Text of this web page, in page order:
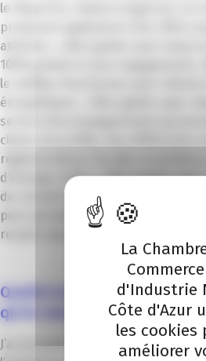
le départ la création d’agences sur
proposons également trois offres
attentes. « Bien guider pour mieux
100% gratuit et sans engagements.
le meilleur fournisseur pour réduire
énergétiques. « Bien guider pour
service d’accompagnement
clients de profiter des différentes
réglementaires, fiscales et
d’énergie. Enfin, « Bien guider
de conseil et d’accompagnement
pour permettre à nos clients de
recours aux énergies renouvelables.
Quel(s) service(s) de la CCI
qu’en avez-vous retiré pour
J’ai récemment été informée par la
La
d'Industrie
Côte d'Azur
les cookies
améliorer